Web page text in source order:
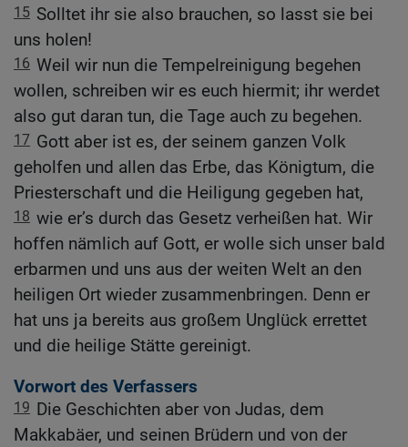
15 Solltet ihr sie also brauchen, so lasst sie bei
uns holen!
16 Weil wir nun die Tempelreinigung begehen
wollen, schreiben wir es euch hiermit; ihr werdet
also gut daran tun, die Tage auch zu begehen.
17 Gott aber ist es, der seinem ganzen Volk
geholfen und allen das Erbe, das Königtum, die
Priesterschaft und die Heiligung gegeben hat,
18 wie er’s durch das Gesetz verheißen hat. Wir
hoffen nämlich auf Gott, er wolle sich unser bald
erbarmen und uns aus der weiten Welt an den
heiligen Ort wieder zusammenbringen. Denn er
hat uns ja bereits aus großem Unglück errettet
und die heilige Stätte gereinigt.
Vorwort des Verfassers
19 Die Geschichten aber von Judas, dem
Makkabäer, und seinen Brüdern und von der